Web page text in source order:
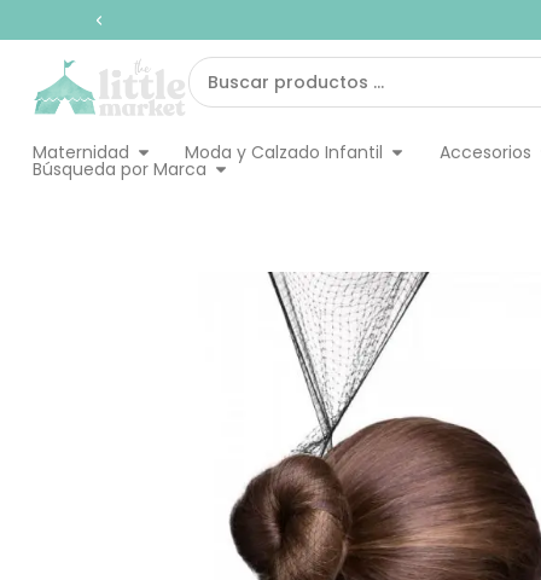
contenido
Search
...
Maternidad Abrir Maternidad
Moda y Calzado Infantil Abrir Moda y
Accesorios
Búsqueda por Marca Abrir Búsqueda por Marca